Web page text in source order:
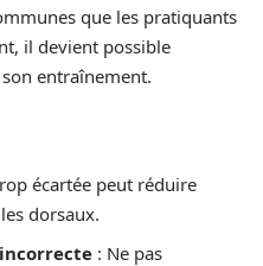
que les pratiquants
il devient possible
entraînement.
écartée peut réduire
dorsaux.
: Ne pas